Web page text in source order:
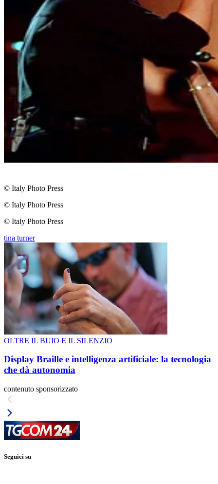
© Italy Photo Press
© Italy Photo Press
© Italy Photo Press
tina turner
OLTRE IL BUIO E IL SILENZIO
Display Braille e intelligenza artificiale: la tecnologia
che dà autonomia
contenuto sponsorizzato
Seguici su